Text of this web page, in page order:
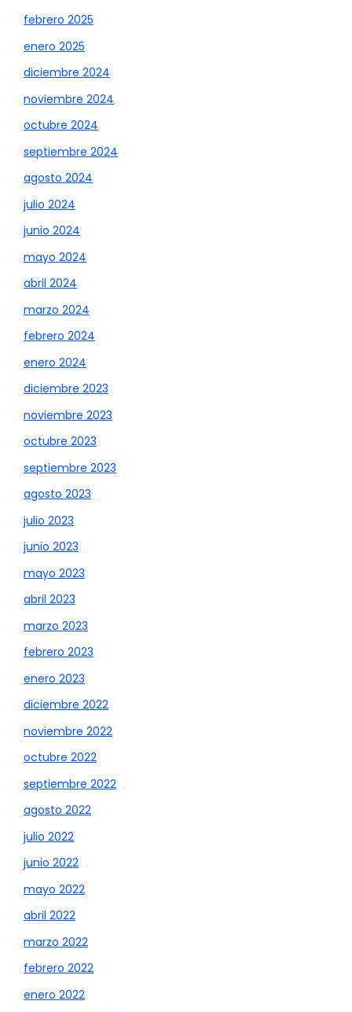
febrero 2025
enero 2025
diciembre 2024
noviembre 2024
octubre 2024
septiembre 2024
agosto 2024
julio 2024
junio 2024
mayo 2024
abril 2024
marzo 2024
febrero 2024
enero 2024
diciembre 2023
noviembre 2023
octubre 2023
septiembre 2023
agosto 2023
julio 2023
junio 2023
mayo 2023
abril 2023
marzo 2023
febrero 2023
enero 2023
diciembre 2022
noviembre 2022
octubre 2022
septiembre 2022
agosto 2022
julio 2022
junio 2022
mayo 2022
abril 2022
marzo 2022
febrero 2022
enero 2022